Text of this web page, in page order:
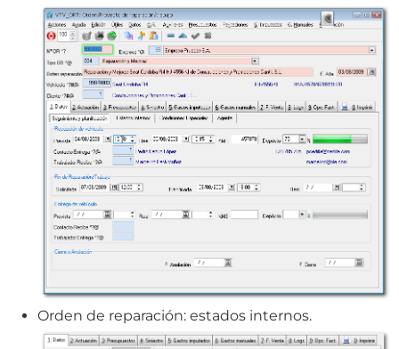
Orden de reparación: estados internos.